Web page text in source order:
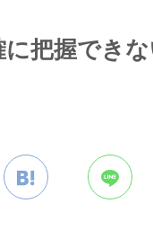
に把握でき